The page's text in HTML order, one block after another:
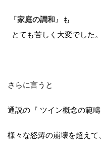
『家庭の調和』も
とても苦しく大変でした。
さらに言うと
通説の『 ツイン概念の範疇
様々な怒涛の崩壊を超えて